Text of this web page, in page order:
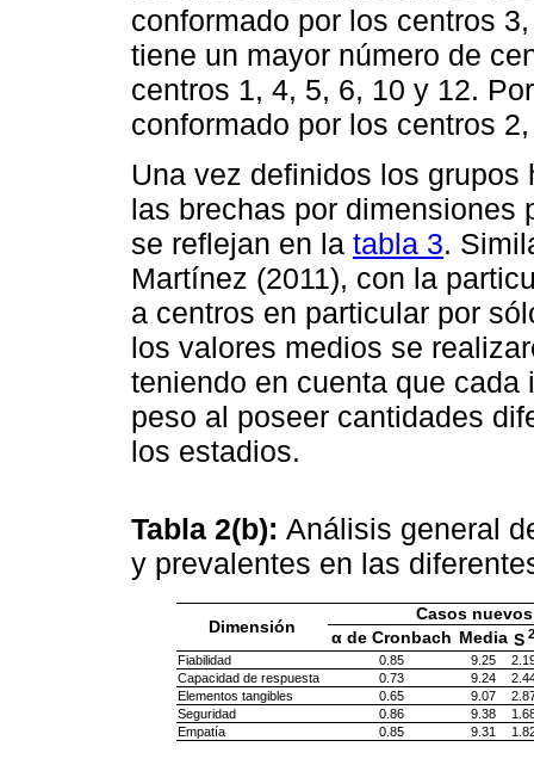
conformado por los centros
tiene un mayor número de
centros 1, 4, 5, 6, 10 y 12.
conformado por los centros
Una vez definidos los
las brechas por dimensiones
se reflejan en la tabla 3.
Martínez (2011), con la
a centros en particular por
los valores medios se
teniendo en cuenta que
peso al poseer cantidades
los estadios.
Tabla 2(b): Análisis general
y prevalentes en las
Dimensión
Casos nuevos
α de Cronbach Media S 2
Fiabilidad
0.85 9.25
Capacidad de respuesta
0.73 9.24
Elementos tangibles
0.65 9.07
Seguridad
0.86 9.38
Empatía
0.85 9.31